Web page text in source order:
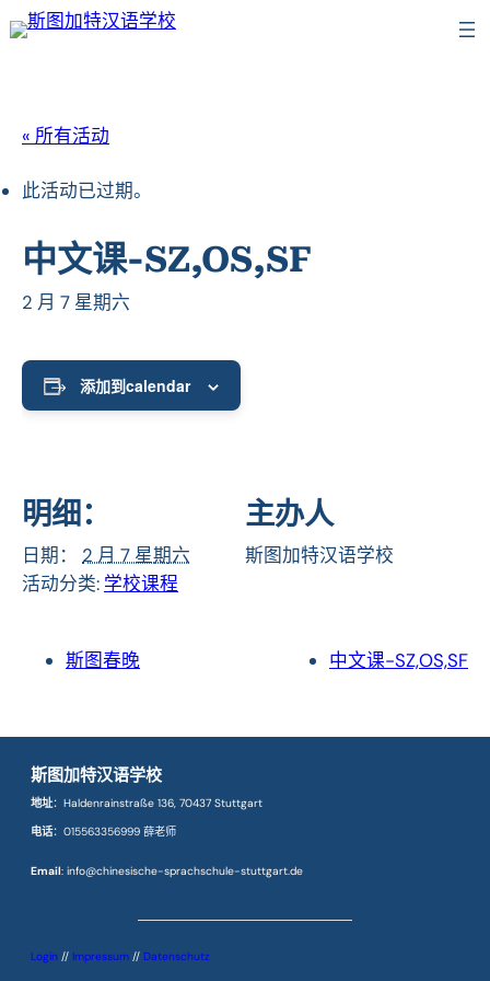
« 所有活动
此活动已过期。
中文课-SZ,OS,SF
2 月 7 星期六
添加到calendar
明细：
日期：
2 月 7 星期六
活动分类: 学校课程
主办人
斯图加特汉语学校
斯图春晚 中文课-SZ,OS,SF
斯图加特汉语学校
地址：Haldenrainstraße 136, 70437 Stuttgart
电话：015563356999 薛老师
Email: info@chinesische-sprachschule-stuttgart.de
Login // Impressum // Datenschutz